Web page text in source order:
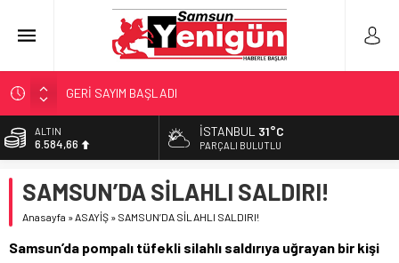
GERİ SAYIM BAŞLADI
SAMSUNSPOR’DA HEDEF 5’İNCİLİK!
‘BAFRA’YA YATIRIM YAPIN!’
YÖNETİCİ SEÇERKEN YAPILAN EN BÜYÜK HATALAR
ALTIN
6.584,66
13.889,75
DOLAR
İSTANBUL 31°C
PARÇALI BULUTLU
SAMSUN’DA SİLAHLI SALDIRI!
Anasayfa »ASAYİŞ » SAMSUN’DA SİLAHLI SALDIRI!
Samsun’da pompalı tüfekli silahlı saldırıya uğrayan bir kişi